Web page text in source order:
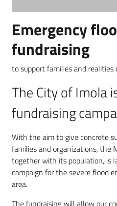
Emergency
fundraising
to support families and
The City of Imola
fundraising
With the aim to give concrete
families and organizations, the
together with its population, is
campaign for the severe flood
area.
The fundraising will allow our